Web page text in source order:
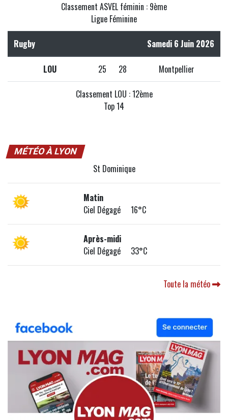
Classement ASVEL féminin : 9ème
Ligue Féminine
Rugby Samedi 6 Juin 2026
LOU 25 28 Montpellier
Classement LOU : 12ème
Top 14
MÉTÉO À LYON
St Dominique
Matin
Ciel Dégagé 16°C
Après-midi
Ciel Dégagé 33°C
Toute la météo